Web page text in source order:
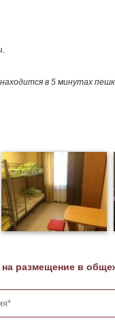
в 5 минутах
на размещение в